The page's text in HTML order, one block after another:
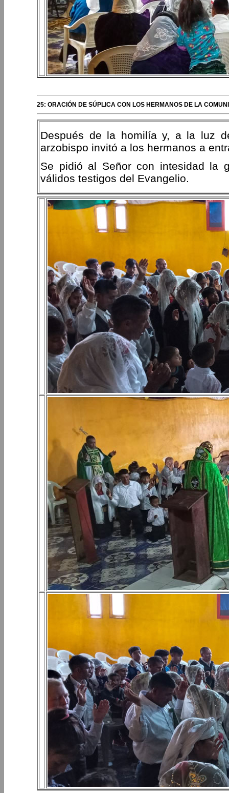
25: ORACIÓN DE SÚPLICA CON LOS HERMANOS DE LA
Después de la homilía y, a la luz
arzobispo invitó a los hermanos a
Se pidió al Señor con intesidad la
válidos testigos del Evangelio.